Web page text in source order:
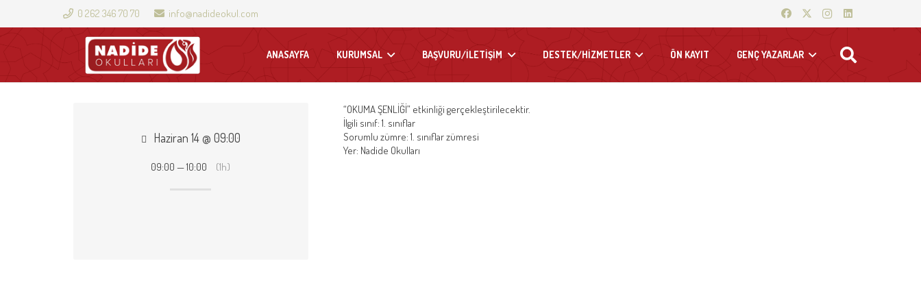
0 262 346 70 70 info@nadideokul.com
ANASAYFA KURUMSAL BAŞVURU/İLETİŞİM DESTEK/HİZMETLER ÖN KAYIT GENÇ YAZARLAR
“OKUMA ŞENLİĞİ” etkinliği gerçekleştirilecektir.
İlgili sınıf: 1. sınıflar
Sorumlu zümre: 1. sınıflar zümresi
Yer: Nadide Okulları
Haziran 14 @ 09:00
09:00 — 10:00 (1h)